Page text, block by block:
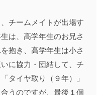
チームメイトが出場す
は、高学年生のお兄さ
抱き、高学年生は小さ
に協力・団結して、チ
タイヤ取り（９年）」
うのですが、最後１個